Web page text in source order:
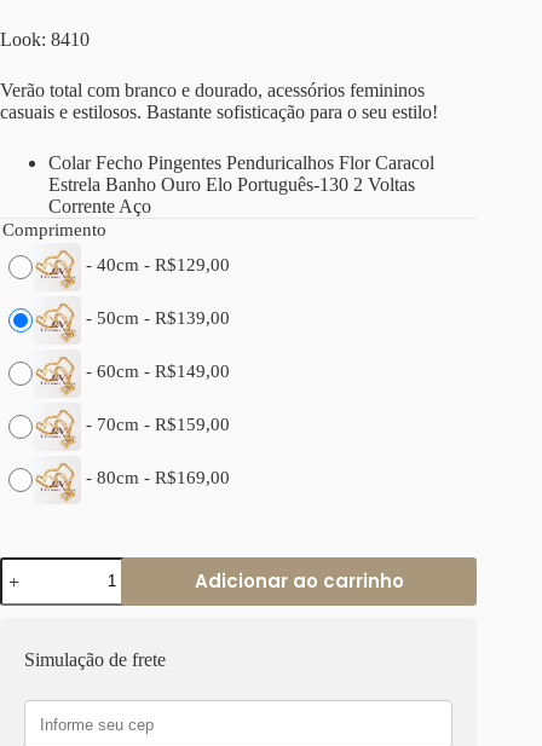
Look: 8410
Verão total com branco e dourado, acessórios femininos
casuais e estilosos. Bastante sofisticação para o seu estilo!
Colar Fecho Pingentes Penduricalhos Flor Caracol
Estrela Banho Ouro Elo Português-130 2 Voltas
Corrente Aço
Comprimento
- 40cm - R$129,00
- 50cm - R$139,00
- 60cm - R$149,00
- 70cm - R$159,00
- 80cm - R$169,00
Colar
Fecho
Pingentes
Caracol
Banho
Adicionar ao carrinho
Simulação de frete